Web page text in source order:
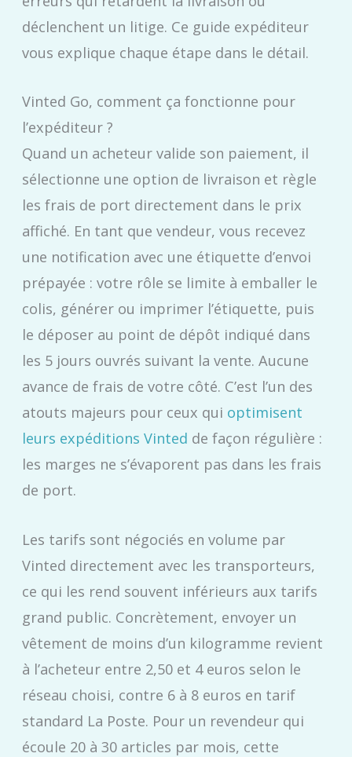
déclenchent un litige. Ce guide expéditeur
vous explique chaque étape dans le détail.
Vinted Go, comment ça fonctionne pour
l’expéditeur ?
Quand un acheteur valide son paiement, il
sélectionne une option de livraison et règle
les frais de port directement dans le prix
affiché. En tant que vendeur, vous recevez
une notification avec une étiquette d’envoi
prépayée : votre rôle se limite à emballer le
colis, générer ou imprimer l’étiquette, puis
le déposer au point de dépôt indiqué dans
les 5 jours ouvrés suivant la vente. Aucune
avance de frais de votre côté. C’est l’un des
atouts majeurs pour ceux qui optimisent
leurs expéditions Vinted de façon régulière :
les marges ne s’évaporent pas dans les frais
de port.
Les tarifs sont négociés en volume par
Vinted directement avec les transporteurs,
ce qui les rend souvent inférieurs aux tarifs
grand public. Concrètement, envoyer un
vêtement de moins d’un kilogramme revient
à l’acheteur entre 2,50 et 4 euros selon le
réseau choisi, contre 6 à 8 euros en tarif
standard La Poste. Pour un revendeur qui
écoule 20 à 30 articles par mois, cette